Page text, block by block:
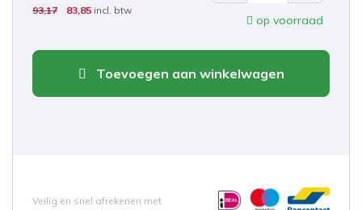
93,17 83,85 incl. btw
op voorraad
Toevoegen aan winkelwagen
Veilig en snel afrekenen met